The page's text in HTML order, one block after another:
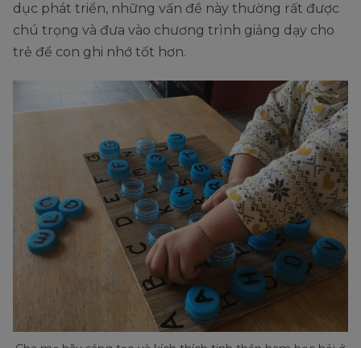
dục phát triển, những vấn đề này thường rất được
chú trọng và đưa vào chương trình giảng dạy cho
trẻ để con ghi nhớ tốt hơn.